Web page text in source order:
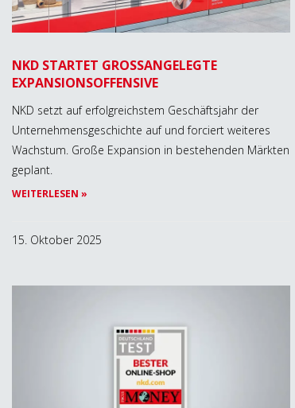
NKD STARTET GROSSANGELEGTE E
XPANSIONSOFFENSIVE
NKD setzt auf erfolgreichstem Geschäftsjahr der
Unternehmensgeschichte auf und forciert weiteres
Wachstum. Große Expansion in bestehenden Märkten
geplant.
WEITERLESEN »
15. Oktober 2025